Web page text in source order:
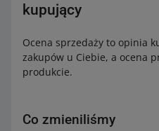
kupujący
Ocena sprzedaży to opinia
zakupów u Ciebie, a ocena
produkcie.
Co zmieniliśmy